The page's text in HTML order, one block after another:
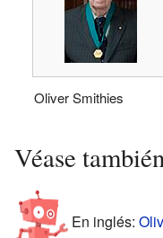
Oliver Smithies
Véase
En inglés: